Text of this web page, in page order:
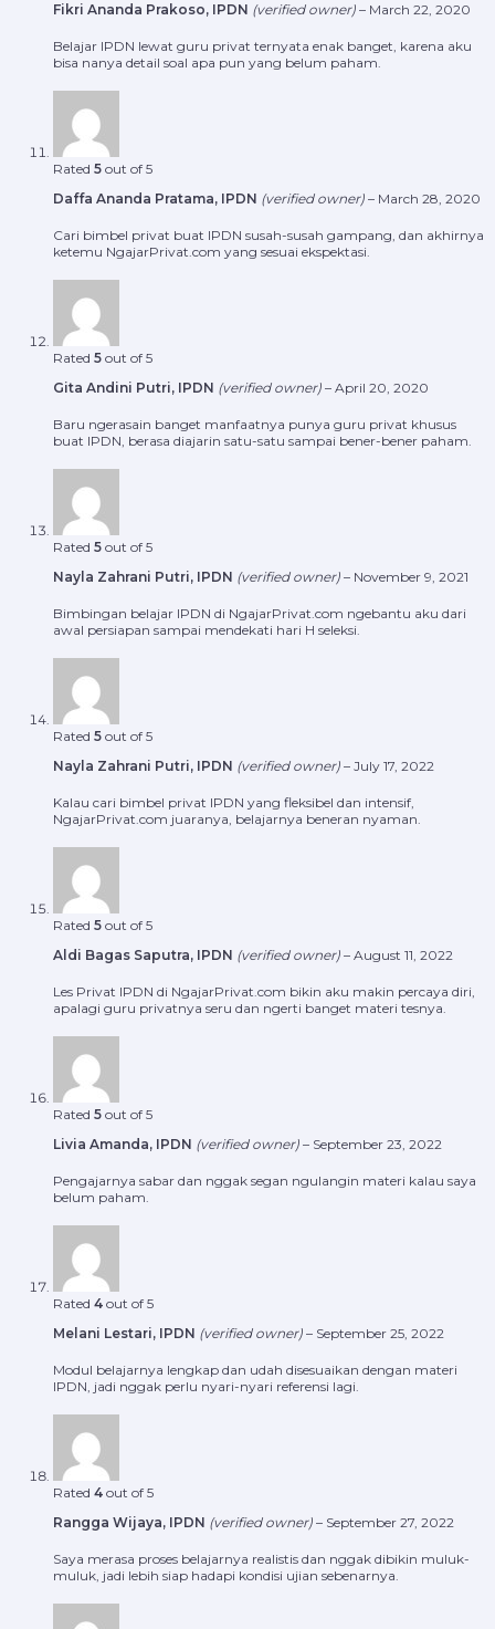
Fikri Ananda Prakoso, IPDN (verified owner) – March 22, 2020
Belajar IPDN lewat guru privat ternyata enak banget, karena aku
bisa nanya detail soal apa pun yang belum paham.
Rated 5 out of 5
Daffa Ananda Pratama, IPDN (verified owner) – March 28, 2020
Cari bimbel privat buat IPDN susah-susah gampang, dan akhirnya
ketemu NgajarPrivat.com yang sesuai ekspektasi.
Rated 5 out of 5
Gita Andini Putri, IPDN (verified owner) – April 20, 2020
Baru ngerasain banget manfaatnya punya guru privat khusus
buat IPDN, berasa diajarin satu-satu sampai bener-bener paham.
Rated 5 out of 5
Nayla Zahrani Putri, IPDN (verified owner) – November 9, 2021
Bimbingan belajar IPDN di NgajarPrivat.com ngebantu aku dari
awal persiapan sampai mendekati hari H seleksi.
Rated 5 out of 5
Nayla Zahrani Putri, IPDN (verified owner) – July 17, 2022
Kalau cari bimbel privat IPDN yang fleksibel dan intensif,
NgajarPrivat.com juaranya, belajarnya beneran nyaman.
Rated 5 out of 5
Aldi Bagas Saputra, IPDN (verified owner) – August 11, 2022
Les Privat IPDN di NgajarPrivat.com bikin aku makin percaya diri,
apalagi guru privatnya seru dan ngerti banget materi tesnya.
Rated 5 out of 5
Livia Amanda, IPDN (verified owner) – September 23, 2022
Pengajarnya sabar dan nggak segan ngulangin materi kalau saya
belum paham.
Rated 4 out of 5
Melani Lestari, IPDN (verified owner) – September 25, 2022
Modul belajarnya lengkap dan udah disesuaikan dengan materi
IPDN, jadi nggak perlu nyari-nyari referensi lagi.
Rated 4 out of 5
Rangga Wijaya, IPDN (verified owner) – September 27, 2022
Saya merasa proses belajarnya realistis dan nggak dibikin muluk-
muluk, jadi lebih siap hadapi kondisi ujian sebenarnya.